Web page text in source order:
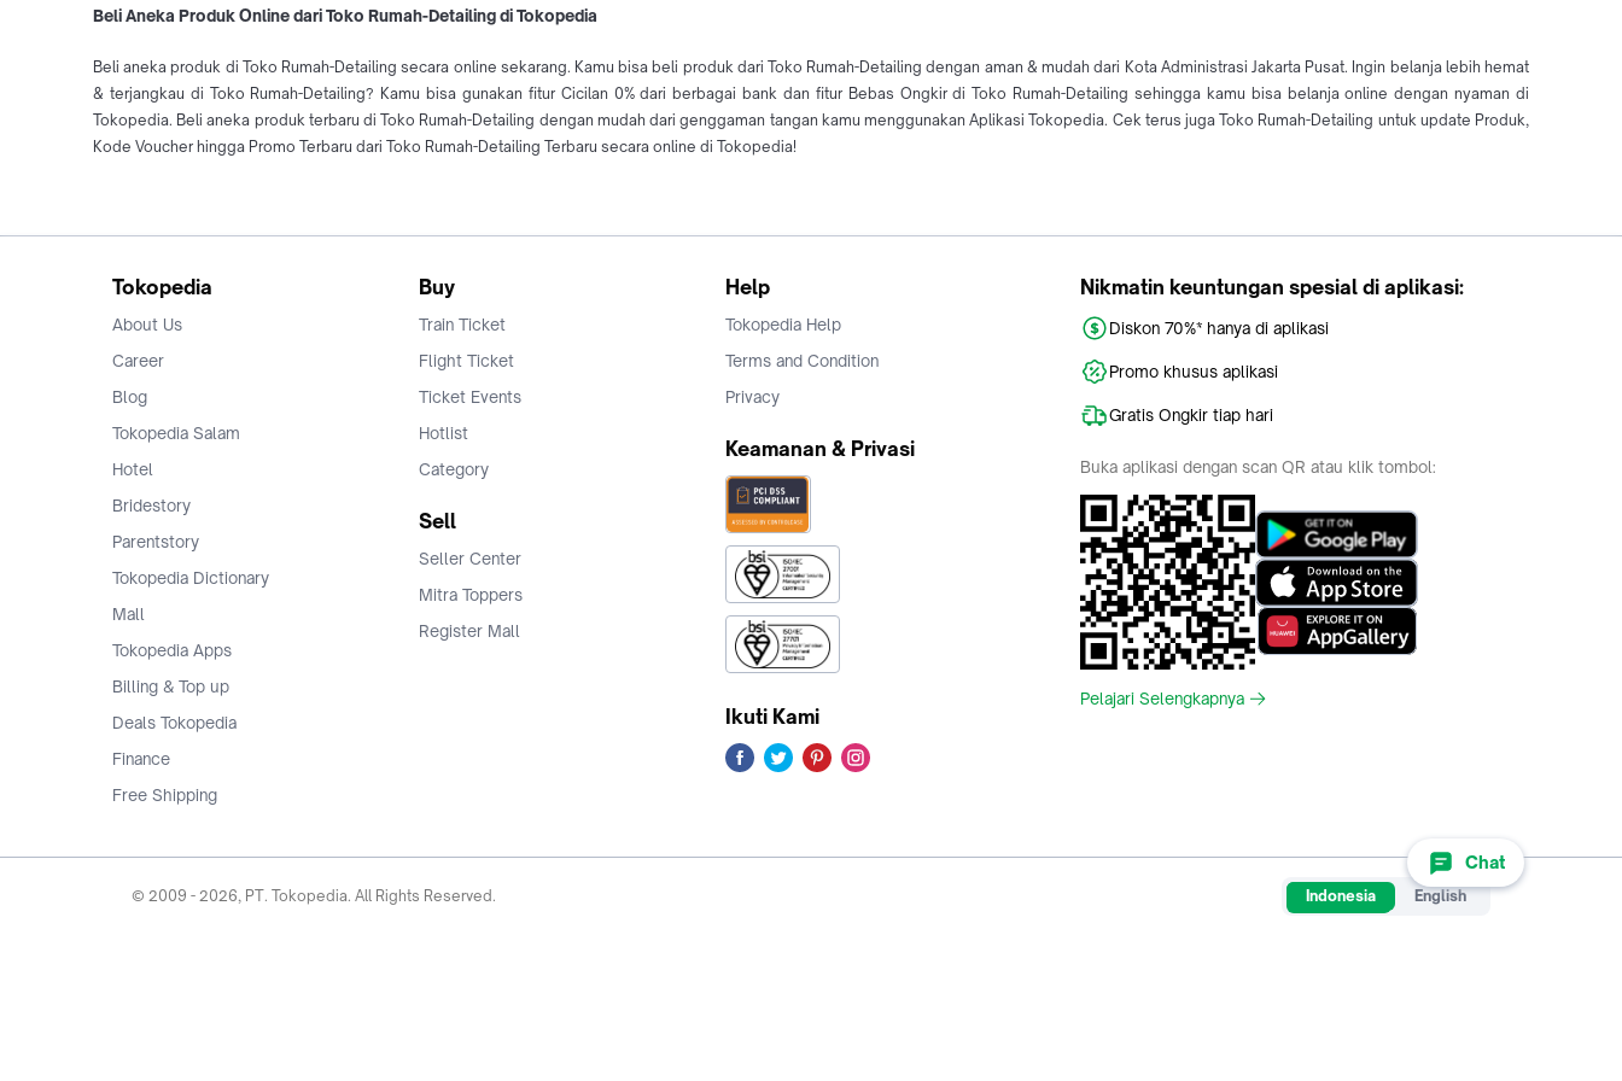
Beli Aneka Produk Online dari Toko Rumah-Detailing di Tokopedia
Beli aneka produk di Toko Rumah-Detailing secara online sekarang. Kamu bisa beli produk dari Toko Rumah-Detailing dengan aman & mudah dari Kota Administrasi Jakarta Pusat. Ingin belanja lebih hemat
& terjangkau di Toko Rumah-Detailing? Kamu bisa gunakan fitur Cicilan 0% dari berbagai bank dan fitur Bebas Ongkir di Toko Rumah-Detailing sehingga kamu bisa belanja online dengan nyaman di
Tokopedia. Beli aneka produk terbaru di Toko Rumah-Detailing dengan mudah dari genggaman tangan kamu menggunakan Aplikasi Tokopedia. Cek terus juga Toko Rumah-Detailing untuk update Produk,
Kode Voucher hingga Promo Terbaru dari Toko Rumah-Detailing Terbaru secara online di Tokopedia!
Chat
Tokopedia
About Us
Career
Blog
Tokopedia Salam
Hotel
Bridestory
Parentstory
Tokopedia Dictionary
Mall
Tokopedia Apps
Billing & Top up
Deals Tokopedia
Finance
Free Shipping
Buy
Train Ticket
Flight Ticket
Ticket Events
Hotlist
Category
Sell
Seller Center
Mitra Toppers
Register Mall
Help
Tokopedia Help
Terms and Condition
Privacy
Keamanan & Privasi
Ikuti Kami
Nikmatin keuntungan spesial di aplikasi:
Diskon 70%* hanya di aplikasi
Promo khusus aplikasi
Gratis Ongkir tiap hari
Buka aplikasi dengan scan QR atau klik tombol:
Pelajari Selengkapnya
© 2009 - 2026, PT. Tokopedia. All Rights Reserved. Indonesia English